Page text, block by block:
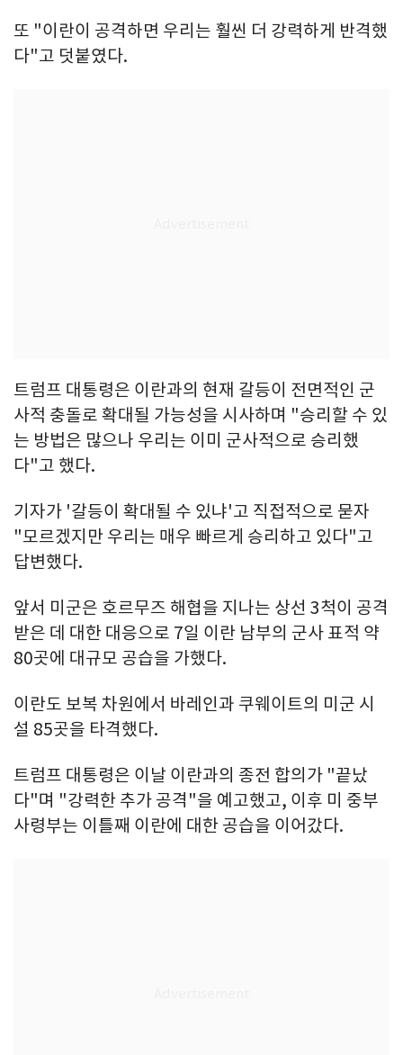
또 "이란이 공격하면 우리는 훨씬 더 강력하게 반격했
다"고 덧붙였다.
트럼프 대통령은 이란과의 현재 갈등이 전면적인 군
사적 충돌로 확대될 가능성을 시사하며 "승리할 수 있
는 방법은 많으나 우리는 이미 군사적으로 승리했
다"고 했다.
기자가 '갈등이 확대될 수 있냐'고 직접적으로 묻자
"모르겠지만 우리는 매우 빠르게 승리하고 있다"고
답변했다.
앞서 미군은 호르무즈 해협을 지나는 상선 3척이 공격
받은 데 대한 대응으로 7일 이란 남부의 군사 표적 약
80곳에 대규모 공습을 가했다.
이란도 보복 차원에서 바레인과 쿠웨이트의 미군 시
설 85곳을 타격했다.
트럼프 대통령은 이날 이란과의 종전 합의가 "끝났
다"며 "강력한 추가 공격"을 예고했고, 이후 미 중부
사령부는 이틀째 이란에 대한 공습을 이어갔다.